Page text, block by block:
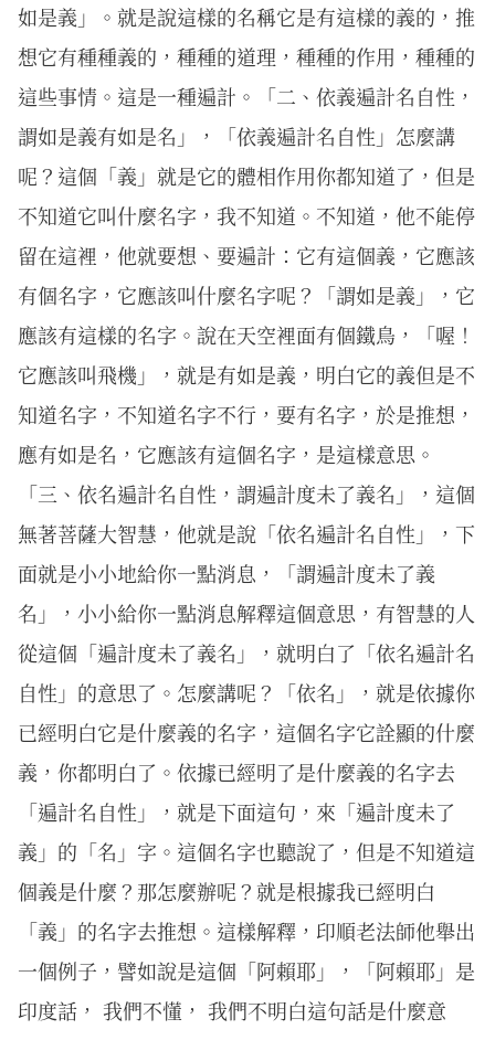
如是義」。就是說這樣的名稱它是有這樣的義的，推
想它有種種義的，種種的道理，種種的作用，種種的
這些事情。這是一種遍計。「二、依義遍計名自性，
謂如是義有如是名」，「依義遍計名自性」怎麼講
呢？這個「義」就是它的體相作用你都知道了，但是
不知道它叫什麼名字，我不知道。不知道，他不能停
留在這裡，他就要想、要遍計：它有這個義，它應該
有個名字，它應該叫什麼名字呢？「謂如是義」，它
應該有這樣的名字。說在天空裡面有個鐵鳥，「喔！
它應該叫飛機」，就是有如是義，明白它的義但是不
知道名字，不知道名字不行，要有名字，於是推想，
應有如是名，它應該有這個名字，是這樣意思。
「三、依名遍計名自性，謂遍計度未了義名」，這個
無著菩薩大智慧，他就是說「依名遍計名自性」，下
面就是小小地給你一點消息，「謂遍計度未了義
名」，小小給你一點消息解釋這個意思，有智慧的人
從這個「遍計度未了義名」，就明白了「依名遍計名
自性」的意思了。怎麼講呢？「依名」，就是依據你
已經明白它是什麼義的名字，這個名字它詮顯的什麼
義，你都明白了。依據已經明了是什麼義的名字去
「遍計名自性」，就是下面這句，來「遍計度未了
義」的「名」字。這個名字也聽說了，但是不知道這
個義是什麼？那怎麼辦呢？就是根據我已經明白
「義」的名字去推想。這樣解釋，印順老法師他舉出
一個例子，譬如說是這個「阿賴耶」，「阿賴耶」是
印度話， 我們不懂， 我們不明白這句話是什麼意